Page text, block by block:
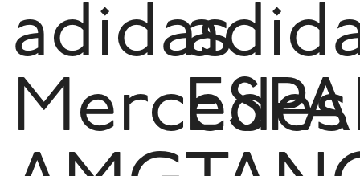
adidas
Mercedes